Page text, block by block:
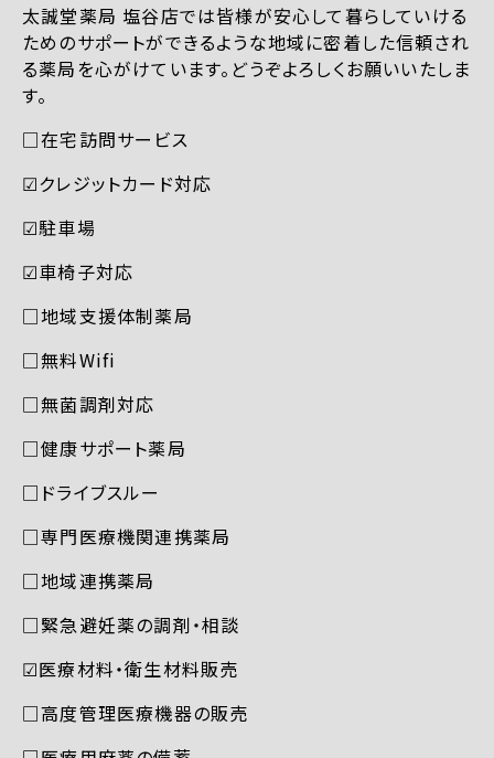
太誠堂薬局 塩谷店では皆様が安心して暮らしていける
ためのサポートができるような地域に密着した信頼され
る薬局を心がけています。どうぞよろしくお願いいたしま
す。
□在宅訪問サービス
☑︎クレジットカード対応
☑︎駐車場
☑︎車椅子対応
□地域支援体制薬局
□無料Wifi
□無菌調剤対応
□健康サポート薬局
□ドライブスルー
□専門医療機関連携薬局
□地域連携薬局
□緊急避妊薬の調剤・相談
☑︎医療材料・衛生材料販売
□高度管理医療機器の販売